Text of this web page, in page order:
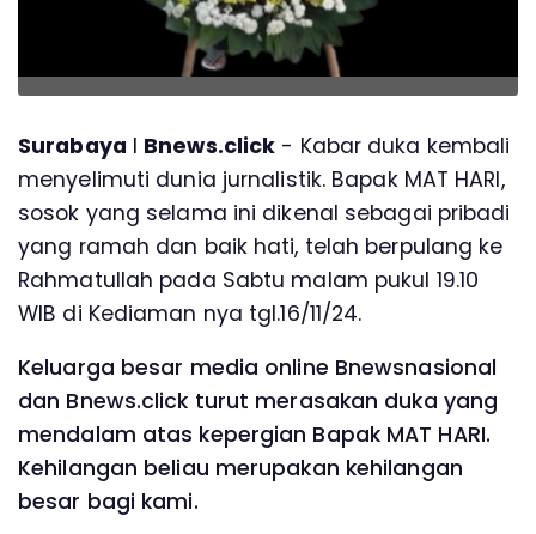
Surabaya l Bnews.click - Kabar duka kembali
menyelimuti dunia jurnalistik. Bapak MAT HARI,
sosok yang selama ini dikenal sebagai pribadi
yang ramah dan baik hati, telah berpulang ke
Rahmatullah pada Sabtu malam pukul 19.10
WIB di Kediaman nya tgl.16/11/24.
Keluarga besar media online Bnewsnasional
dan Bnews.click turut merasakan duka yang
mendalam atas kepergian Bapak MAT HARI.
Kehilangan beliau merupakan kehilangan
besar bagi kami.